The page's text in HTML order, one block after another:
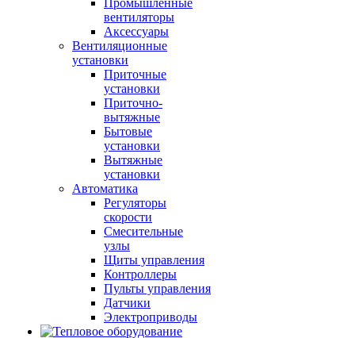
Промышленные
вентиляторы
Аксессуары
Вентиляционные
установки
Приточные
установки
Приточно-
вытяжные
Бытовые
установки
Вытяжные
установки
Автоматика
Регуляторы
скорости
Смесительные
узлы
Щиты управления
Контроллеры
Пульты управления
Датчики
Электроприводы